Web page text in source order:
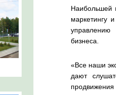
Наибольшей
маркетингу
бизнеса.
«Все наши
дают
продвижения